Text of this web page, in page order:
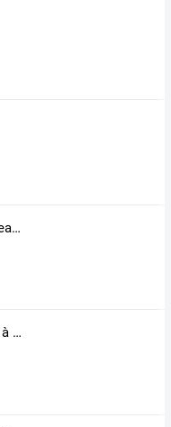
Derrière mes fourneaux........!!!!
Histoire de cuisine à quatre mains